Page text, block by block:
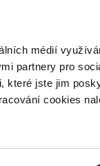
médií
partnery pro
které jste jim
cookies